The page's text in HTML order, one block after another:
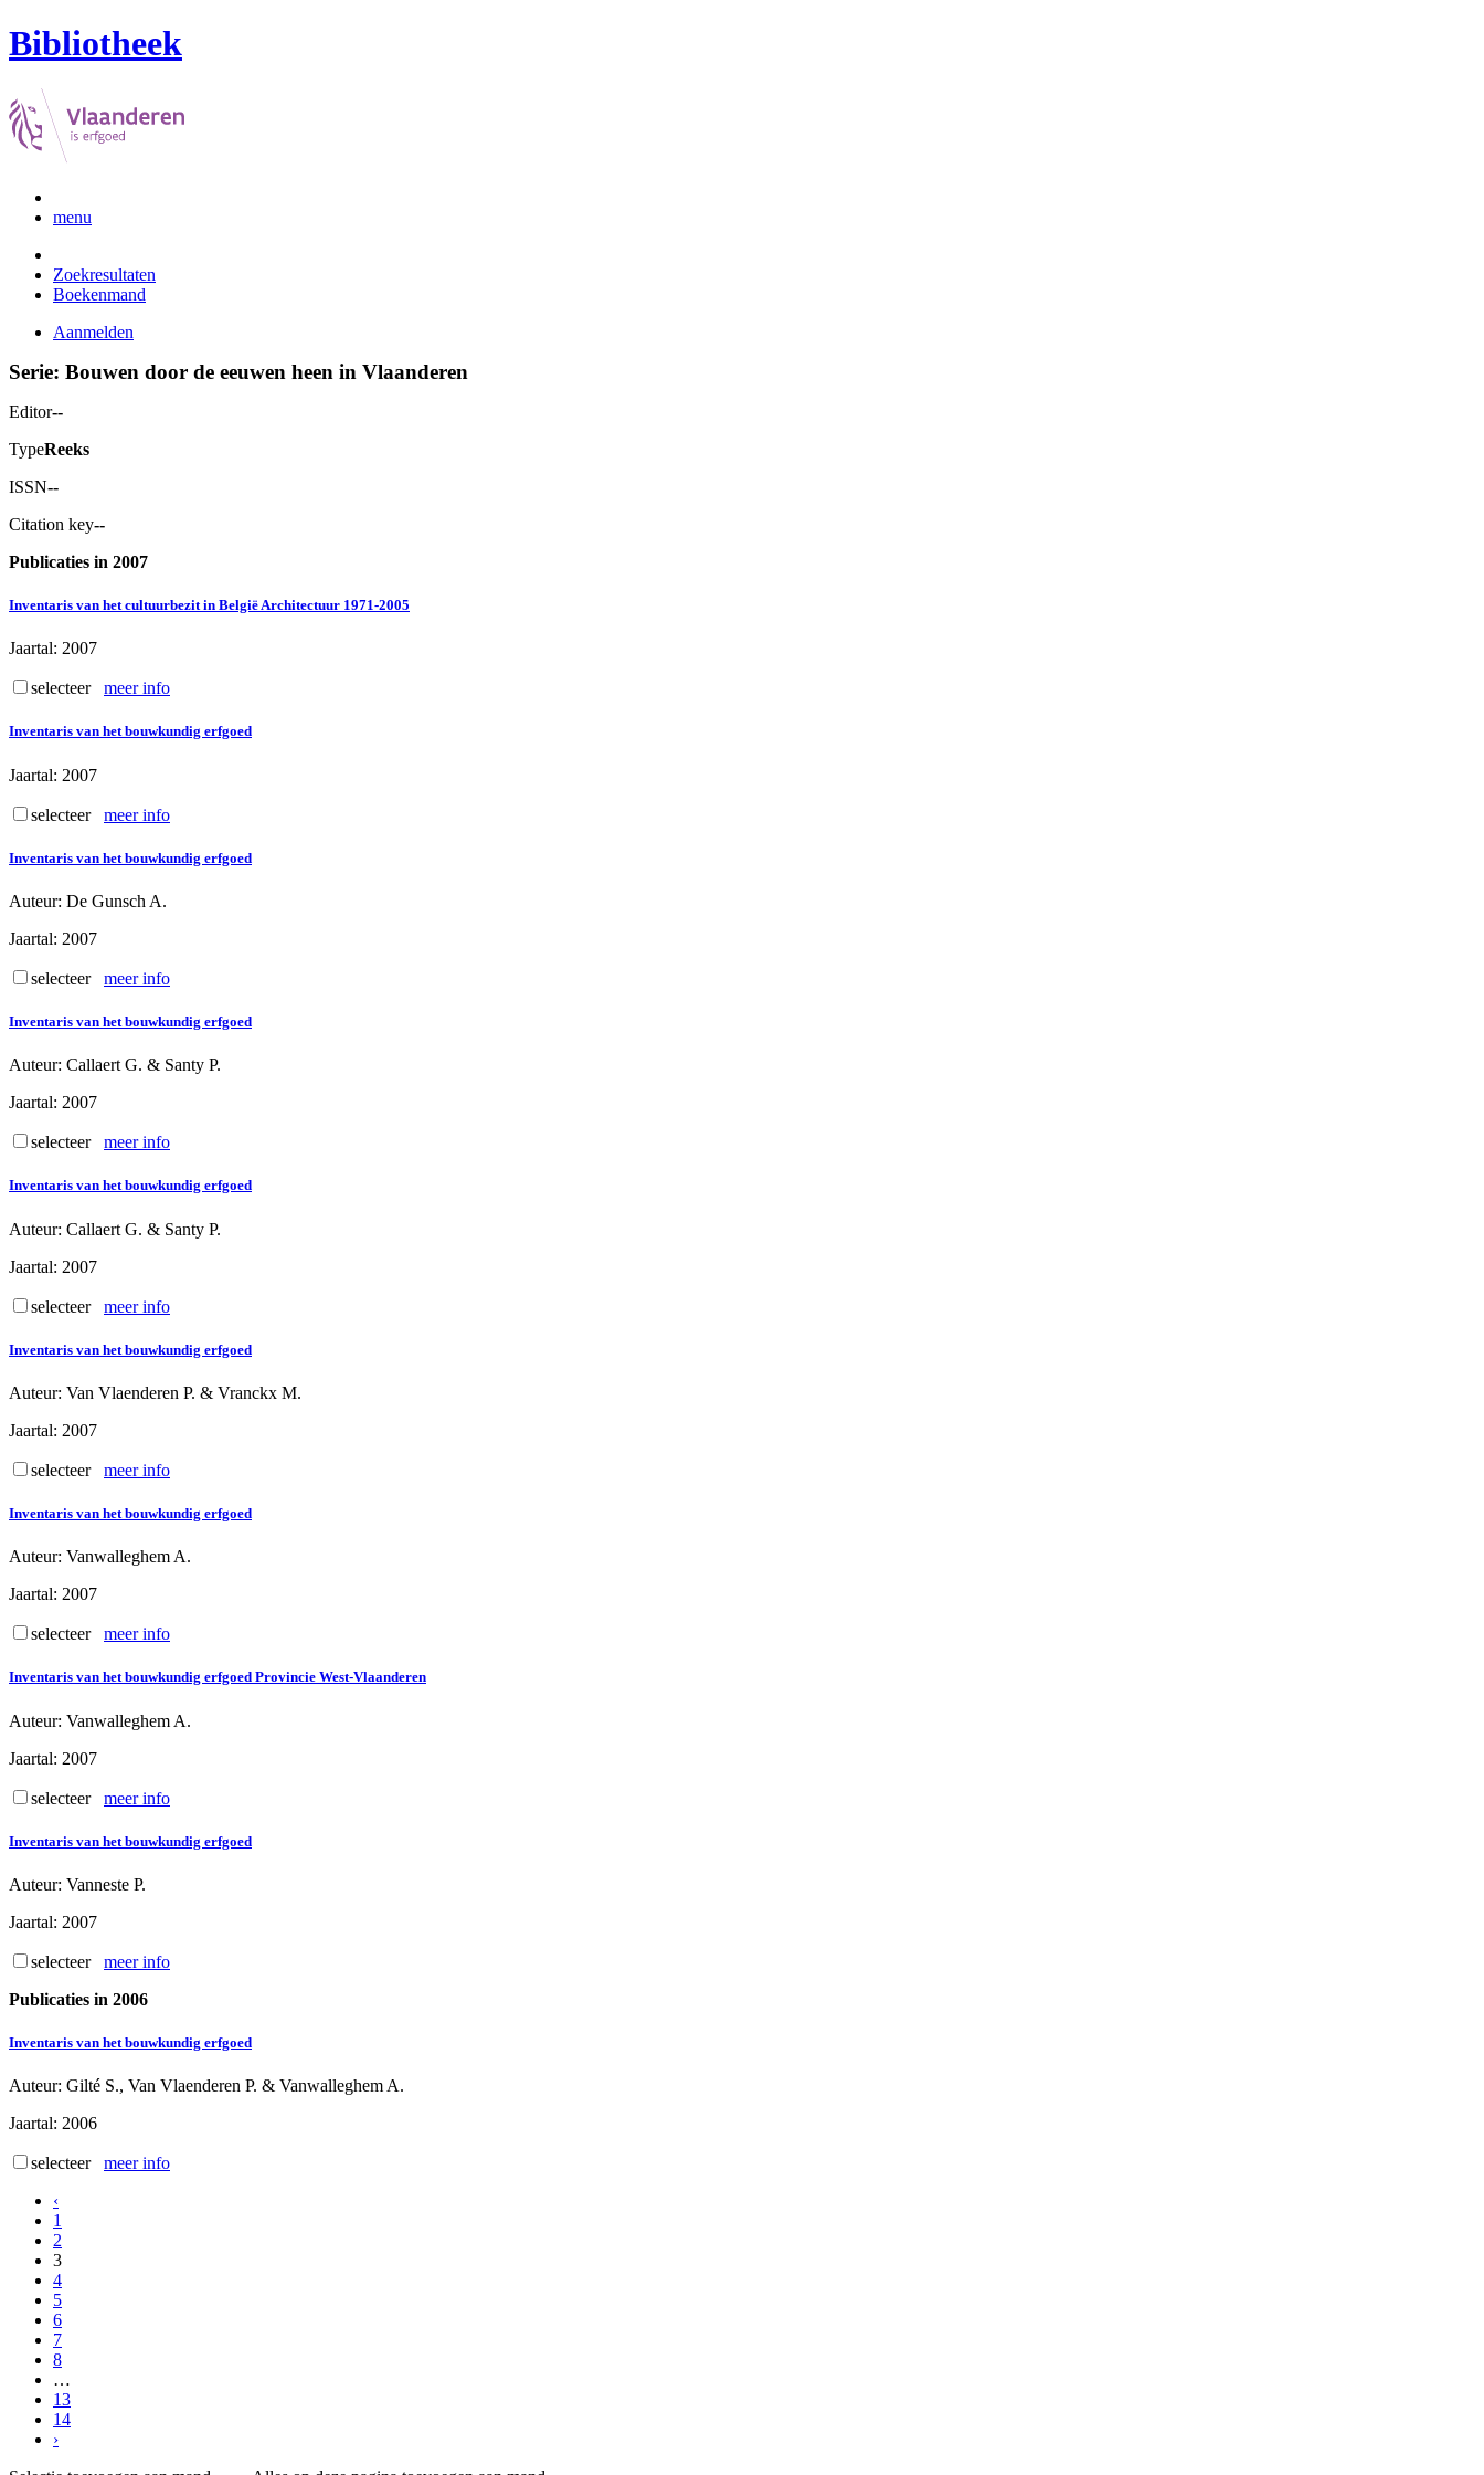
Bibliotheek
menu
Zoekresultaten
Boekenmand
Aanmelden
Serie: Bouwen door de eeuwen heen in Vlaanderen
Editor--
TypeReeks
ISSN--
Citation key--
Publicaties in 2007
Inventaris van het cultuurbezit in België Architectuur 1971-2005
Jaartal: 2007
selecteer meer info
Inventaris van het bouwkundig erfgoed
Jaartal: 2007
selecteer meer info
Inventaris van het bouwkundig erfgoed
Auteur: De Gunsch A.
Jaartal: 2007
selecteer meer info
Inventaris van het bouwkundig erfgoed
Auteur: Callaert G. & Santy P.
Jaartal: 2007
selecteer meer info
Inventaris van het bouwkundig erfgoed
Auteur: Callaert G. & Santy P.
Jaartal: 2007
selecteer meer info
Inventaris van het bouwkundig erfgoed
Auteur: Van Vlaenderen P. & Vranckx M.
Jaartal: 2007
selecteer meer info
Inventaris van het bouwkundig erfgoed
Auteur: Vanwalleghem A.
Jaartal: 2007
selecteer meer info
Inventaris van het bouwkundig erfgoed Provincie West-Vlaanderen
Auteur: Vanwalleghem A.
Jaartal: 2007
selecteer meer info
Inventaris van het bouwkundig erfgoed
Auteur: Vanneste P.
Jaartal: 2007
selecteer
meer info
Publicaties in 2006
Inventaris van het bouwkundig erfgoed
Auteur: Gilté S., Van Vlaenderen P. & Vanwalleghem A.
Jaartal: 2006
selecteer
meer info
‹
1
2
3
4
5
6
7
8
…
13
14
›